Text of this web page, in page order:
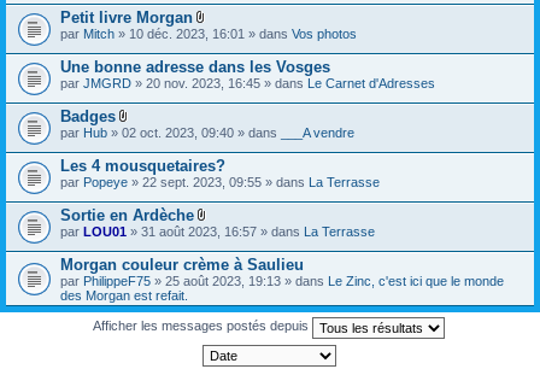
o
i
t
)
c
h
i
e
r
(
j
o
i
n
t
s
)
Petit livre Morgan
i
c
h
i
e
(
)
j
o
i
n
t
s
)
par Mitch » 10 déc. 2023, 16:01 » dans Vos photos
Une bonne adresse dans les Vosges
par JMGRD » 20 nov. 2023, 16:45 » dans Le Carnet d'Adresses
Badges
F
c
h
e
(
)
j
o
i
n
t
par Hub » 02 oct. 2023, 09:40 » dans ___A vendre
Les 4 mousquetaires?
par Popeye » 22 sept. 2023, 09:55 » dans La Terrasse
Sortie en Ardèche
F
c
h
i
r
(
s
)
par LOU01 » 31 août 2023, 16:57 » dans La Terrasse
Morgan couleur crème à Saulieu
par PhilippeF75 » 25 août 2023, 19:13 » dans Le Zinc, c'est ici que le monde
des Morgan est refait.
Afficher les messages postés depuis